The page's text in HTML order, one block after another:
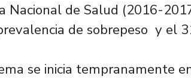
Nacional de Salud (2016-
de sobrepeso y el
se inicia tempranamente